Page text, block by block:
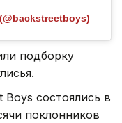
подборку
состоялись в
поклонников